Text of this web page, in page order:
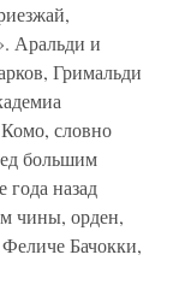
Аральди и
Гримальди
словно
большим
года назад
чины, орден,
Бачокки,